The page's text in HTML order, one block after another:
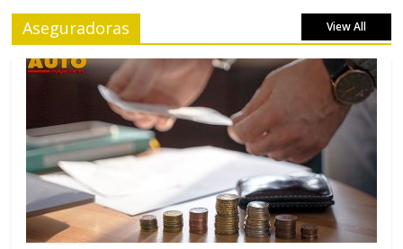
Aseguradoras View All